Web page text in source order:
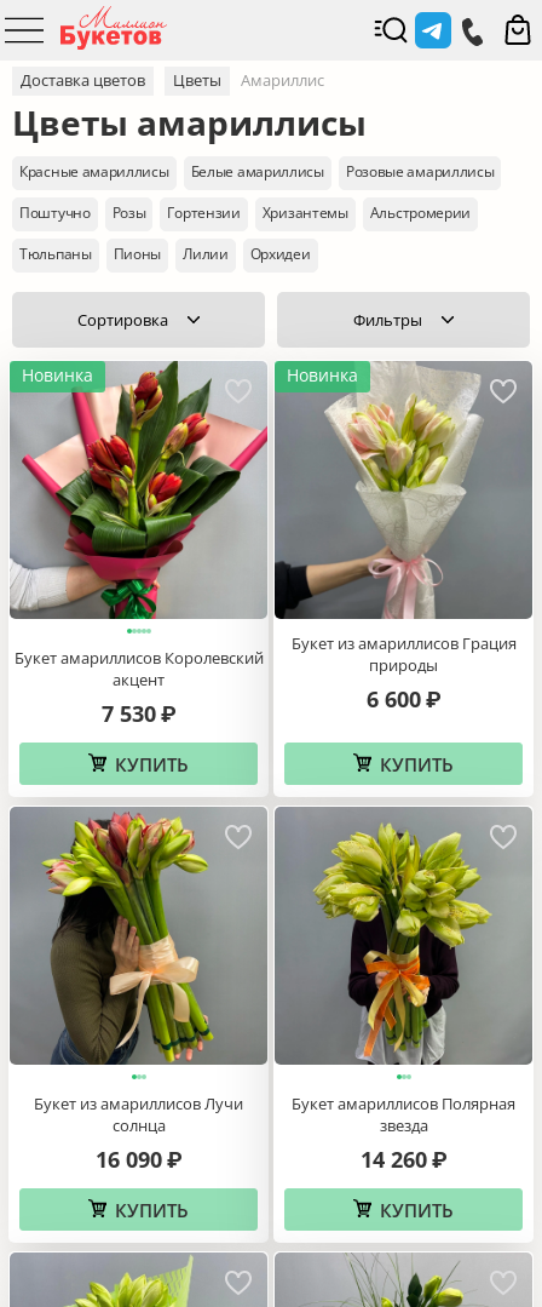
Доставка цветов Цветы Амариллис
Цветы амариллисы
Красные амариллисы Белые амариллисы
Розовые амариллисы
Поштучно
Розы Гортензии Хризантемы
Альстромерии
Тюльпаны
Пионы Лилии Орхидеи
Сортировка Фильтры
Новинка
Букет амариллисов Королевский
акцент
7 530 ₽
КУПИТЬ
Новинка
Букет из амариллисов Грация
природы
6 600 ₽
КУПИТЬ
Букет из амариллисов Лучи
солнца
16 090 ₽
КУПИТЬ
Букет амариллисов Полярная
звезда
14 260 ₽
КУПИТЬ